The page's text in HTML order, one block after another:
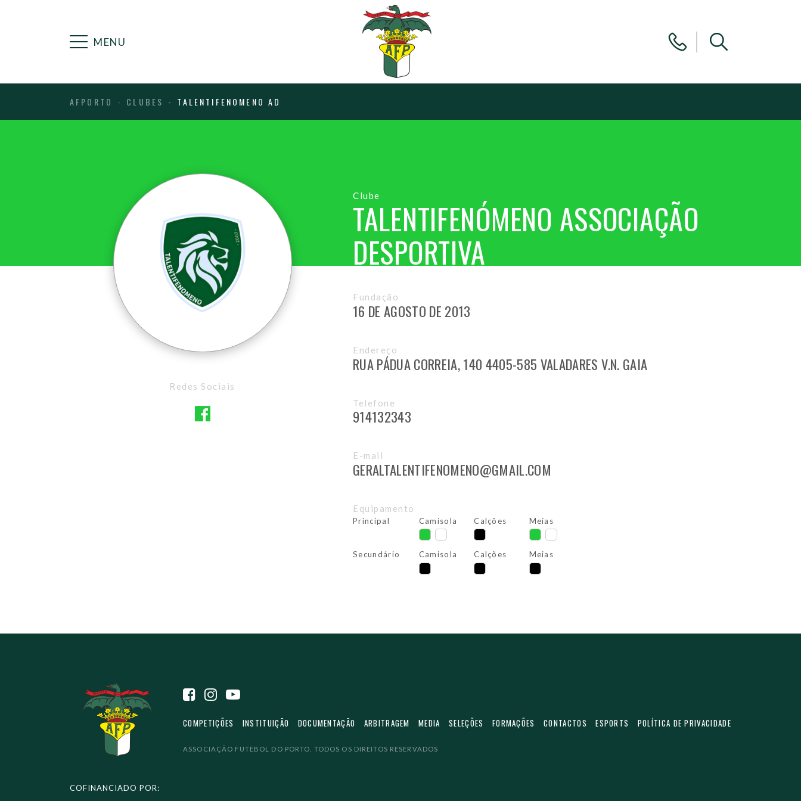
MENU
AFPORTO CLUBES TALENTIFENOMENO AD
Clube
TALENTIFENÓMENO ASSOCIAÇÃO
DESPORTIVA
Redes Sociais
Fundação
16 DE AGOSTO DE 2013
Endereço
RUA PÁDUA CORREIA, 140 4405-585 VALADARES V.N. GAIA
Telefone
914132343
E-mail
GERALTALENTIFENOMENO@GMAIL.COM
Equipamento
Principal Camisola Calções Meias
Secundário Camisola Calções Meias
COMPETIÇÕES INSTITUIÇÃO DOCUMENTAÇÃO ARBITRAGEM MEDIA SELEÇÕES FORMAÇÕES CONTACTOS ESPORTS POLÍTICA DE PRIVACIDADE
ASSOCIAÇÃO FUTEBOL DO PORTO. TODOS OS DIREITOS RESERVADOS
COFINANCIADO POR: